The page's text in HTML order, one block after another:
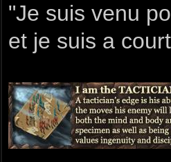
"Je suis venu
et je suis a